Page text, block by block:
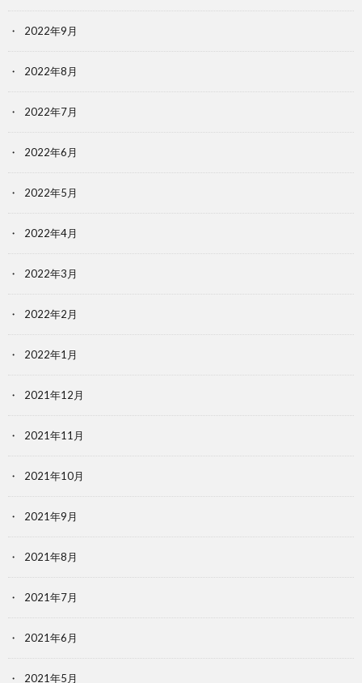
2022年9月
2022年8月
2022年7月
2022年6月
2022年5月
2022年4月
2022年3月
2022年2月
2022年1月
2021年12月
2021年11月
2021年10月
2021年9月
2021年8月
2021年7月
2021年6月
2021年5月